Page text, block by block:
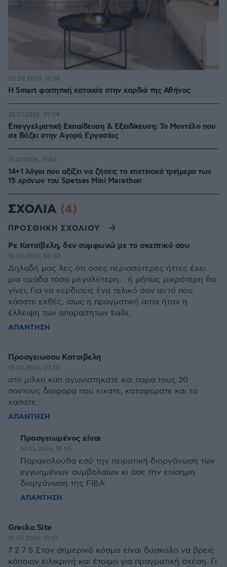
Η Smart φοιτητική κατοικία στην καρδιά της Αθήνας
03.08.2026, 10:56
Επαγγελματική Εκπαίδευση & Εξειδίκευση: Το Mοντέλο που
σε Bάζει στην Aγορά Eργασίας
26.07.2026, 09:54
14+1 λόγοι που αξίζει να ζήσεις το επετειακό τριήμερο των
15 χρόνων του Spetses Mini Marathon
31.07.2026, 11:04
ΣΧΟΛΙΑ (4)
ΠΡΟΣΘΗΚΗ ΣΧΟΛΙΟΥ
Ρε Κατσίβελη, δεν συμφωνώ με το σκεπτικό σου
10.05.2026, 08:30
Δηλαδή μας λες ότι όσες περισσότερες ήττες έχει
μια ομάδα τόσο μεγαλύτερη... ή μήπως μικρότερη θα
γίνει; Για να κερδίσεις ένα τελικό σαν αυτό που
χάσατε εχθές, ίσως η πραγματική αιτία ήταν η
έλλειψη των απαραίτητων balls;
ΑΠΑΝΤΗΣΗ
Προσγειωσου Κατσιβελη
10.05.2026, 07:30
στο μιλκο καπ αγωνιστηκατε και παρα τους 20
ποντους διαφορα που ειχατε, καταφερατε και το
χασατε.
ΑΠΑΝΤΗΣΗ
Προσγειωμένος είναι
10.05.2026, 18:05
Παρακολούθα εσύ την πειρατική διοργάνωση των
εγγυημένων συμβολαίων κι άσε την επίσημη
διοργάνωση της FIBA
ΑΠΑΝΤΗΣΗ
Grecko.Site
10.05.2026, 01:01
7 2 7 5 Στον σημερινό κόσμο είναι δύσκολο να βρεις
κάποιον ειλικρινή και έτοιμο για πραγματική σχέση. Γι